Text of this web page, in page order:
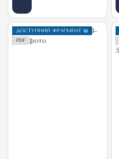
ДОСТУПНИЙ ФРАГМЕНТ 📖
PDF